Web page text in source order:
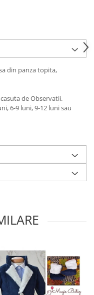
din panza topita,
de Observatii.
6-9 luni, 9-12 luni sau